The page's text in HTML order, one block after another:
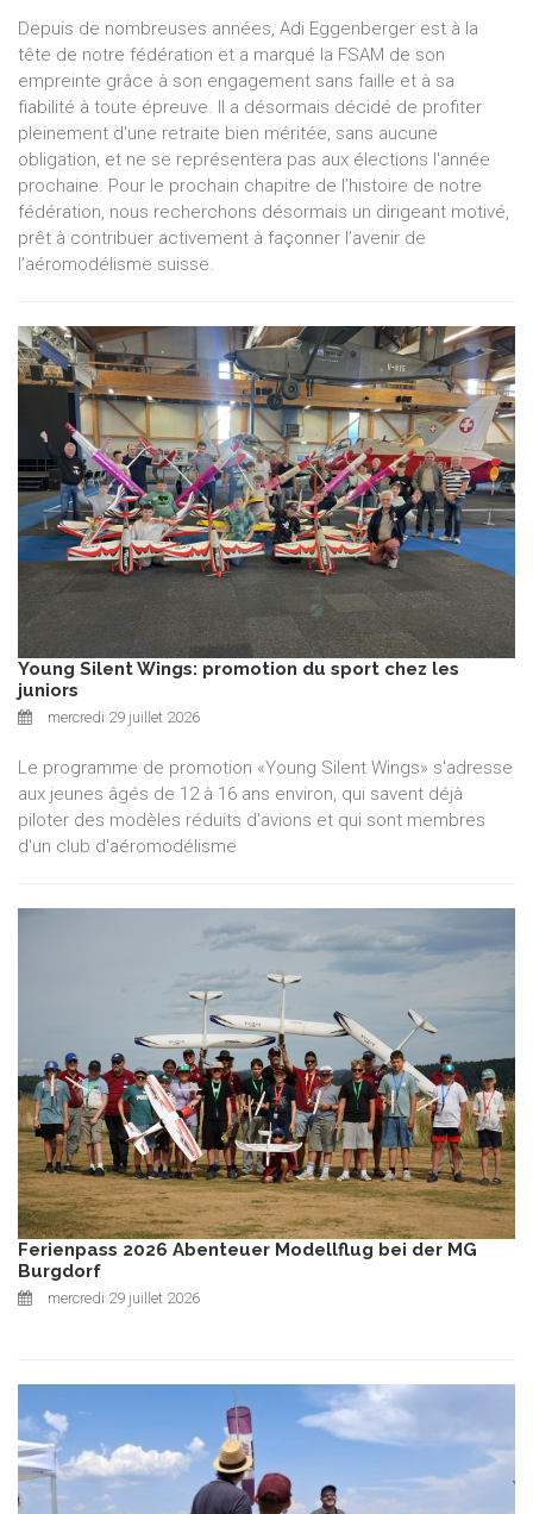
Depuis de nombreuses années, Adi Eggenberger est à la
tête de notre fédération et a marqué la FSAM de son
empreinte grâce à son engagement sans faille et à sa
fiabilité à toute épreuve. Il a désormais décidé de profiter
pleinement d'une retraite bien méritée, sans aucune
obligation, et ne se représentera pas aux élections l'année
prochaine. Pour le prochain chapitre de l’histoire de notre
fédération, nous recherchons désormais un dirigeant motivé,
prêt à contribuer activement à façonner l’avenir de
l’aéromodélisme suisse.
Young Silent Wings: promotion du sport chez les
juniors
mercredi 29 juillet 2026
Le programme de promotion «Young Silent Wings» s'adresse
aux jeunes âgés de 12 à 16 ans environ, qui savent déjà
piloter des modèles réduits d'avions et qui sont membres
d'un club d'aéromodélisme
Ferienpass 2026 Abenteuer Modellflug bei der MG
Burgdorf
mercredi 29 juillet 2026